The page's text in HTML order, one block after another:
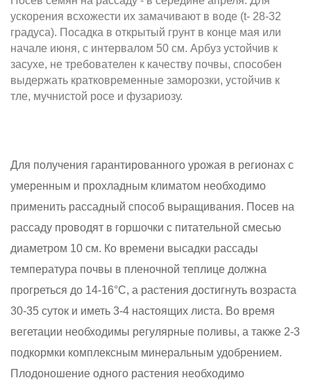
ускорения всхожести их замачивают в воде (t- 28-32
градуса). Посадка в открытый грунт в конце мая или
начале июня, с интервалом 50 см. Арбуз устойчив к
засухе, не требователен к качеству почвы, способен
выдержать кратковременные заморозки, устойчив к
тле, мучнистой росе и фузариозу.
Для получения гарантированного урожая в регионах с
умеренным и прохладным климатом необходимо
применить рассадный способ выращивания. Посев на
рассаду проводят в горшочки с питательной смесью
диаметром 10 см. Ко времени высадки рассады
температура почвы в пленочной теплице должна
прогреться до 14-16°С, а растения достигнуть возраста
30-35 суток и иметь 3-4 настоящих листа. Во время
вегетации необходимы регулярные поливы, а также 2-3
подкормки комплексным минеральным удобрением.
Плодоношение одного растения необходимо